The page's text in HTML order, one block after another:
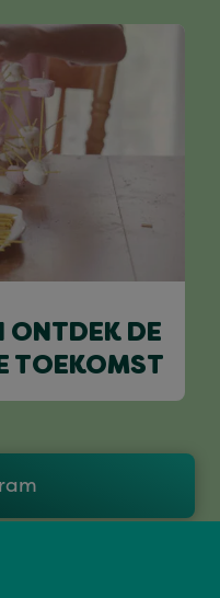
ONTDEK DE
TOEKOMST